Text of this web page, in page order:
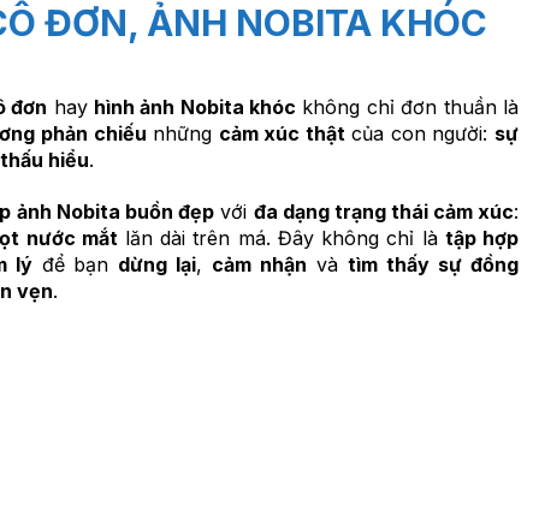
ĐƠN, ẢNH NOBITA KHÓC
đơn hay hình ảnh Nobita khóc không chỉ đơn thuần là
phản chiếu những cảm xúc thậtcủa con người: sự
hiểu.
ảnh Nobita buồn đẹp với đa dạng trạng thái cảm xúc:
nước mắt lăn dài trên má. Đây không chỉ là tập hợp
lýđể bạn dừng lại, cảm nhận vàtìm thấy sự đồng
vẹn.